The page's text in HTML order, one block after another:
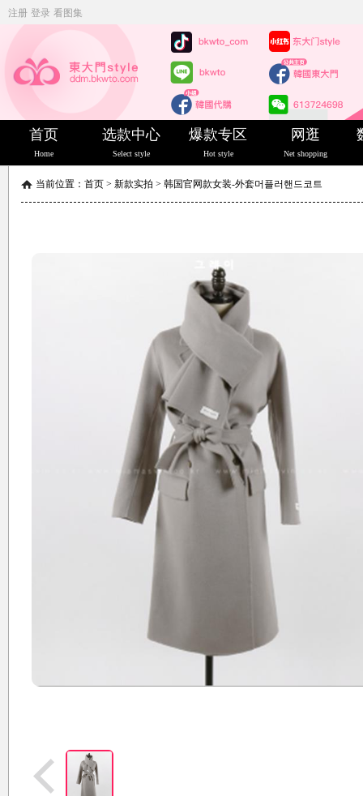
注册 登录 看图集
首页
Home
选款中心
Select style
爆款专区
Hot style
网逛
Net shopping
当前位置： 首页 > 新款实拍 > 韩国官网款女装-外套머플러핸드코트